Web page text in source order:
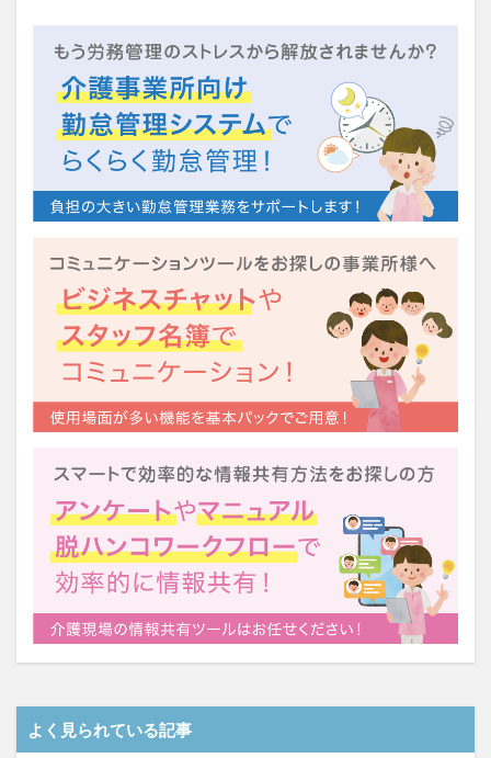
よく見られている記事
聖ヨゼフ寮
職場環境の変革
肌荒れ
自己肯定感
芳賀沙織
茨城県大子町
行動心理学
補助金
見守り
計測データ共有システム
組織作り
訪問介護
運営指導
関西テレビ
障害者向けグループホーム
高瀬比左子
組織マネジメント
日常
有松絞り
未来の介護
未来をつくるKaigoカフェ
株式会社いぶき
梅雨 水仕事
決断力
注文をまちがえる料理店
洗濯物
消毒液
理念・ビジョンの浸透
第36回 介護福祉国家試験
生産性向上
申し送り 登壇
皮膚炎
社会福祉協議会
社会福祉士
社会福祉法人 若竹大寿会
社会福祉法人フラワー園
社会福祉連携推進法人
社内エンゲージメント
社内コミュニケーション
社内ポイントシステム
介護DX
AprilDream ケアニン
カンテレ